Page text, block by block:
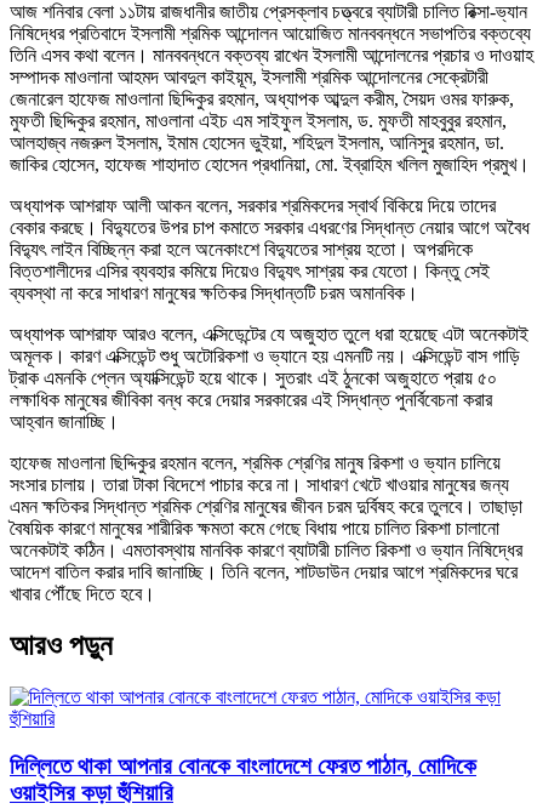
আজ শনিবার বেলা ১১টায় রাজধানীর জাতীয় প্রেসক্লাব চত্ত্বরে ব্যাটারী চালিত রিক্সা-ভ্যান
নিষিদ্ধের প্রতিবাদে ইসলামী শ্রমিক আন্দোলন আয়োজিত মানববন্ধনে সভাপতির বক্তব্যে
তিনি এসব কথা বলেন। মানববন্ধনে বক্তব্য রাখেন ইসলামী আন্দোলনের প্রচার ও দাওয়াহ
সম্পাদক মাওলানা আহমদ আবদুল কাইয়ূম, ইসলামী শ্রমিক আন্দোলনের সেক্রেটারী
জেনারেল হাফেজ মাওলানা ছিদ্দিকুর রহমান, অধ্যাপক আব্দুল করীম, সৈয়দ ওমর ফারুক,
মুফতী ছিদ্দিকুর রহমান, মাওলানা এইচ এম সাইফুল ইসলাম, ড. মুফতী মাহবুবুর রহমান,
আলহাজ্ব নজরুল ইসলাম, ইমাম হোসেন ভুইয়া, শহিদুল ইসলাম, আনিসুর রহমান, ডা.
জাকির হোসেন, হাফেজ শাহাদাত হোসেন প্রধানিয়া, মো. ইব্রাহিম খলিল মুজাহিদ প্রমুখ।
অধ্যাপক আশরাফ আলী আকন বলেন, সরকার শ্রমিকদের স্বার্থ বিকিয়ে দিয়ে তাদের
বেকার করছে। বিদ্যুতের উপর চাপ কমাতে সরকার এধরণের সিদ্ধান্ত নেয়ার আগে অবৈধ
বিদ্যুৎ লাইন বিচ্ছিন্ন করা হলে অনেকাংশে বিদ্যুতের সাশ্রয় হতো। অপরদিকে
বিত্তশালীদের এসির ব্যবহার কমিয়ে দিয়েও বিদ্যুৎ সাশ্রয় কর যেতো। কিন্তু সেই
ব্যবস্থা না করে সাধারণ মানুষের ক্ষতিকর সিদ্ধান্তটি চরম অমানবিক।
অধ্যাপক আশরাফ আরও বলেন, এক্সিডেন্টের যে অজুহাত তুলে ধরা হয়েছে এটা অনেকটাই
অমূলক। কারণ এক্সিডেন্ট শুধু অটোরিকশা ও ভ্যানে হয় এমনটি নয়। এক্সিডেন্ট বাস গাড়ি
ট্রাক এমনকি প্লেন অ্যাক্সিডেন্ট হয়ে থাকে। সুতরাং এই ঠুনকো অজুহাতে প্রায় ৫০
লক্ষাধিক মানুষের জীবিকা বন্ধ করে দেয়ার সরকারের এই সিদ্ধান্ত পুনর্বিবেচনা করার
আহ্বান জানাচ্ছি।
হাফেজ মাওলানা ছিদ্দিকুর রহমান বলেন, শ্রমিক শ্রেণির মানুষ রিকশা ও ভ্যান চালিয়ে
সংসার চালায়। তারা টাকা বিদেশে পাচার করে না। সাধারণ খেটে খাওয়ার মানুষের জন্য
এমন ক্ষতিকর সিদ্ধান্ত শ্রমিক শ্রেণির মানুষের জীবন চরম দুর্বিষহ করে তুলবে। তাছাড়া
বৈষয়িক কারণে মানুষের শারীরিক ক্ষমতা কমে গেছে বিধায় পায়ে চালিত রিকশা চালানো
অনেকটাই কঠিন। এমতাবস্থায় মানবিক কারণে ব্যাটারী চালিত রিকশা ও ভ্যান নিষিদ্ধের
আদেশ বাতিল করার দাবি জানাচ্ছি। তিনি বলেন, শাটডাউন দেয়ার আগে শ্রমিকদের ঘরে
খাবার পৌঁছে দিতে হবে।
আরও পড়ুন
দিল্লিতে থাকা আপনার বোনকে বাংলাদেশে ফেরত পাঠান, মোদিকে
ওয়াইসির কড়া হুঁশিয়ারি